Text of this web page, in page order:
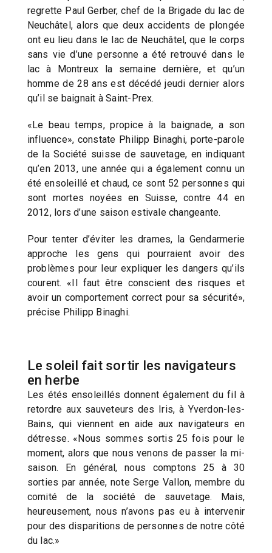
regrette Paul Gerber, chef de la Brigade du lac de
Neuchâtel, alors que deux accidents de plongée
ont eu lieu dans le lac de Neuchâtel, que le corps
sans vie d’une personne a été retrouvé dans le
lac à Montreux la semaine dernière, et qu’un
homme de 28 ans est décédé jeudi dernier alors
qu’il se baignait à Saint-Prex.
«Le beau temps, propice à la baignade, a son
influence», constate Philipp Binaghi, porte-parole
de la Société suisse de sauvetage, en indiquant
qu’en 2013, une année qui a également connu un
été ensoleillé et chaud, ce sont 52 personnes qui
sont mortes noyées en Suisse, contre 44 en
2012, lors d’une saison estivale changeante.
Pour tenter d’éviter les drames, la Gendarmerie
approche les gens qui pourraient avoir des
problèmes pour leur expliquer les dangers qu’ils
courent. «Il faut être conscient des risques et
avoir un comportement correct pour sa sécurité»,
précise Philipp Binaghi.
Le soleil fait sortir les navigateurs
en herbe
Les étés ensoleillés donnent également du fil à
retordre aux sauveteurs des Iris, à Yverdon-les-
Bains, qui viennent en aide aux navigateurs en
détresse. «Nous sommes sortis 25 fois pour le
moment, alors que nous venons de passer la mi-
saison. En général, nous comptons 25 à 30
sorties par année, note Serge Vallon, membre du
comité de la société de sauvetage. Mais,
heureusement, nous n’avons pas eu à intervenir
pour des disparitions de personnes de notre côté
du lac.»